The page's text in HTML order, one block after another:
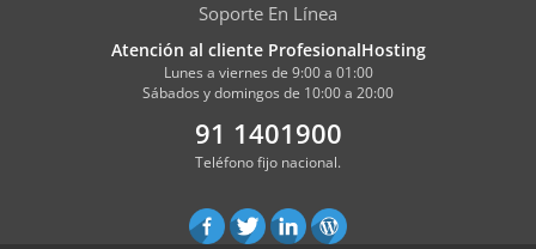
Soporte En Línea
Atención al cliente ProfesionalHosting
Lunes a viernes de 9:00 a 01:00
Sábados y domingos de 10:00 a 20:00
91 1401900
Teléfono fijo nacional.